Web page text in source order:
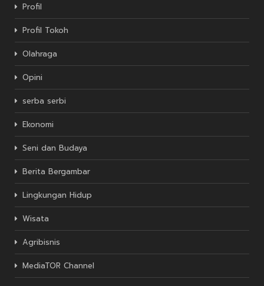
Profil
Profil Tokoh
Olahraga
Opini
serba serbi
Ekonomi
Seni dan Budaya
Berita Bergambar
Lingkungan Hidup
Wisata
Agribisnis
MediaTOR Channel